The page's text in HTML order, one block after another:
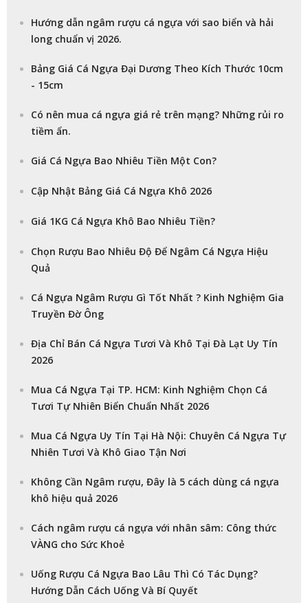
Hướng dẫn ngâm rượu cá ngựa với sao biển và hải
long chuẩn vị 2026.
Bảng Giá Cá Ngựa Đại Dương Theo Kích Thước 10cm
- 15cm
Có nên mua cá ngựa giá rẻ trên mạng? Những rủi ro
tiềm ẩn.
Giá Cá Ngựa Bao Nhiêu Tiền Một Con?
Cập Nhật Bảng Giá Cá Ngựa Khô 2026
Giá 1KG Cá Ngựa Khô Bao Nhiêu Tiền?
Chọn Rượu Bao Nhiêu Độ Để Ngâm Cá Ngựa Hiệu
Quả
Cá Ngựa Ngâm Rượu Gì Tốt Nhất ? Kinh Nghiệm Gia
Truyền Đờ Ông
Địa Chỉ Bán Cá Ngựa Tươi Và Khô Tại Đà Lạt Uy Tín
2026
Mua Cá Ngựa Tại TP. HCM: Kinh Nghiệm Chọn Cá
Tươi Tự Nhiên Biển Chuẩn Nhất 2026
Mua Cá Ngựa Uy Tín Tại Hà Nội: Chuyên Cá Ngựa Tự
Nhiên Tươi Và Khô Giao Tận Nơi
Không Cần Ngâm rượu, Đây là 5 cách dùng cá ngựa
khô hiệu quả 2026
Cách ngâm rượu cá ngựa với nhân sâm: Công thức
VÀNG cho Sức Khoẻ
Uống Rượu Cá Ngựa Bao Lâu Thì Có Tác Dụng?
Hướng Dẫn Cách Uống Và Bí Quyết